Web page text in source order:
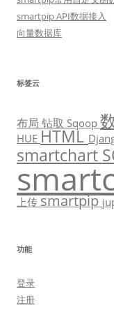
smartpip API数据接入
向量数据库
标签云
布局 钻取 Sqoop
HUE HTML
smartchart
上传 smartpip
功能
登录
注册